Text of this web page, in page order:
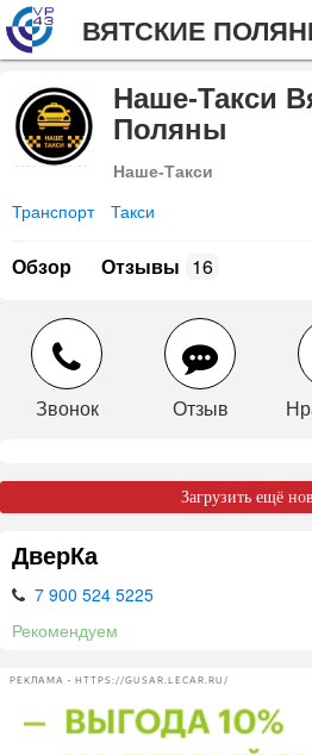
ВЯТСКИЕ
Наше-Такси
Поляны
Наше-Такси
Транспорт Такси
Обзор Отзывы 16
Звонок Отзыв
Загрузить ещё
ДверКа
7 900 524 5225
Рекомендуем
РЕКЛАМА • HTTPS://GUSAR.LECAR.RU/